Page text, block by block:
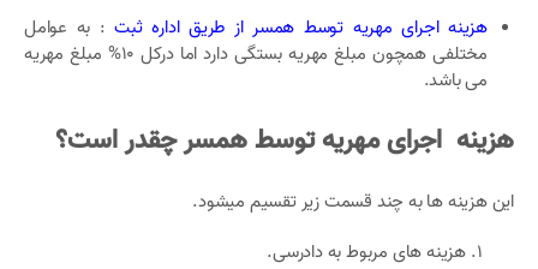
هزینه اجرای مهریه توسط همسر از طریق اداره ثبت: به عوامل
مختلفی همچون مبلغ مهریه بستگی دارد اما درکل 10% مبلغ مهریه
می باشد.
هزینه اجرای مهریهتوسط همسر چقدر است؟
این هزینه ها به چند قسمت زیر تقسیم میشود.
هزینه های مربوط به دادرسی.